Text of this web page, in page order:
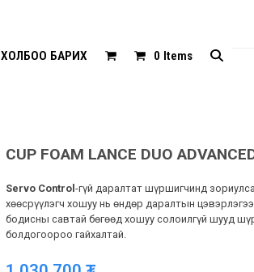
ХОЛБОО БАРИХ 0 Items
CUP FOAM LANCE DUO
Servo Control -гүй даралтат шүршигчинд
хөөсрүүлэгч хошуу нь өндөр даралтын
бодисны савтай бөгөөд хошуу солоилгүй шууд
болдогоороо гайхалтай.